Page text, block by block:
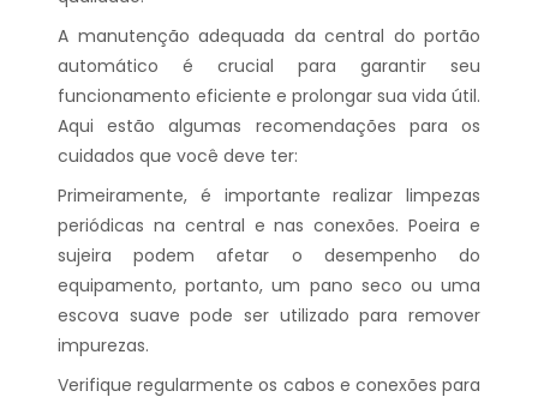
A manutenção adequada da central do portão
automático é crucial para garantir seu
funcionamento eficiente e prolongar sua vida útil.
Aqui estão algumas recomendações para os
cuidados que você deve ter:
Primeiramente, é importante realizar limpezas
periódicas na central e nas conexões. Poeira e
sujeira podem afetar o desempenho do
equipamento, portanto, um pano seco ou uma
escova suave pode ser utilizado para remover
impurezas.
Verifique regularmente os cabos e conexões para